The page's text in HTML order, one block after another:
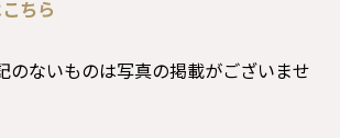
ちら
のないものは写真の掲載がございませ